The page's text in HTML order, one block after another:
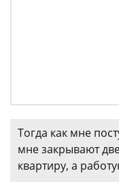
Тогда как мне
мне закрывают
квартиру, а